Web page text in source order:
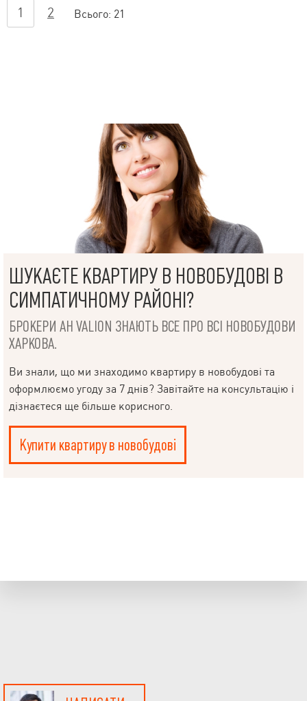
1 2 Всього: 21
ШУКАЄТЕ КВАРТИРУ В НОВОБУДОВІ В
СИМПАТИЧНОМУ РАЙОНІ?
БРОКЕРИ АН VALION ЗНАЮТЬ ВСЕ ПРО ВСІ НОВОБУДОВИ
ХАРКОВА.
Ви знали, що ми знаходимо квартиру в новобудові та
оформлюємо угоду за 7 днів? Завітайте на консультацію і
дізнаєтеся ще більше корисного.
Купити квартиру в новобудові